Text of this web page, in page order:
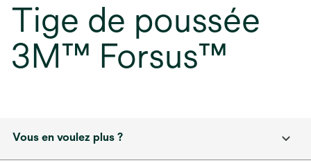
Tige de poussée
3M™ Forsus™
Vous en voulez plus ?